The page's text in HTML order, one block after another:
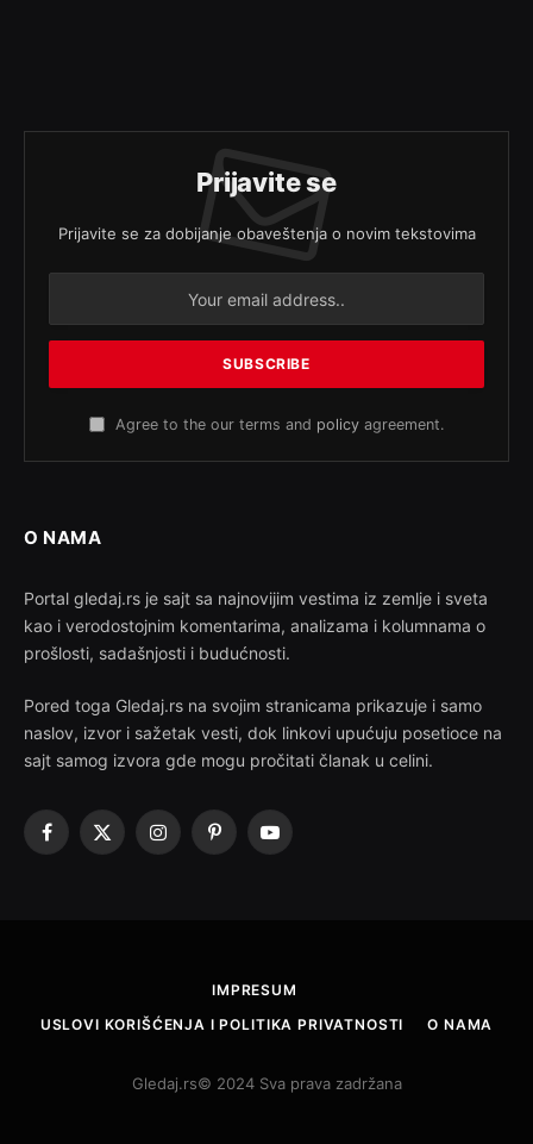
Prijavite se
Prijavite se za dobijanje obaveštenja o novim tekstovima
Agree to the our terms and policy agreement.
O NAMA
Portal gledaj.rs je sajt sa najnovijim vestima iz zemlje i sveta
kao i verodostojnim komentarima, analizama i kolumnama o
prošlosti, sadašnjosti i budućnosti.
Pored toga Gledaj.rs na svojim stranicama prikazuje i samo
naslov, izvor i sažetak vesti, dok linkovi upućuju posetioce na
sajt samog izvora gde mogu pročitati članak u celini.
Facebook
X
InstagramPinterestYouTube
IMPRESUM
USLOVI KORIŠĆENJA I POLITIKA PRIVATNOSTI
O NAMA
Gledaj.rs© 2024 Sva prava zadržana